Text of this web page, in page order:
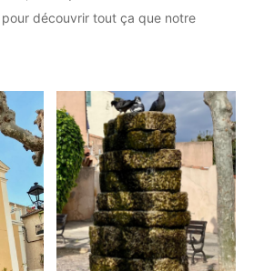
découvrir tout ça que notre